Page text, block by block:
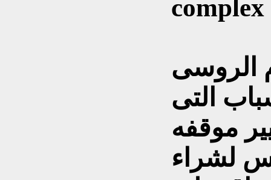
complex
الروسى
التى
موقفه
لشراء